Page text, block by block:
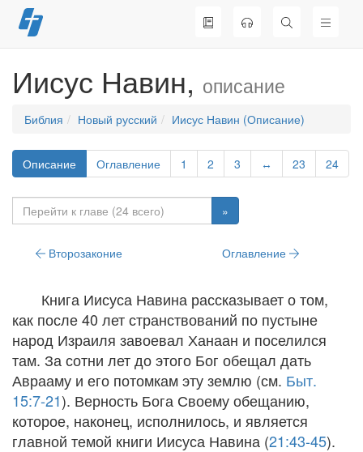
Перейти
к
Иисус Навин, описание
Библия Новый русский Иисус Навин (Описание)
Описание Оглавление 1 2 3 ↔ 23 24
»
Второзаконие Оглавление
Книга Иисуса Навина рассказывает о том,
как после 40 лет странствований по пустыне
народ Израиля завоевал Ханаан и поселился
там. За сотни лет до этого Бог обещал дать
Аврааму и его потомкам эту землю (см. Быт.
15:7-21). Верность Бога Своему обещанию,
которое, наконец, исполнилось, и является
главной темой книги Иисуса Навина (21:43-45).